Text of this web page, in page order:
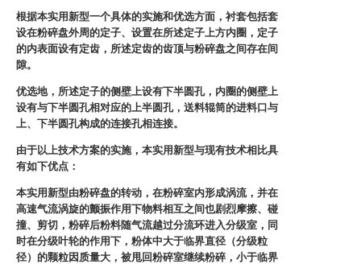
根据本实用新型一个具体的实施和优选方面，衬套包括套
设在粉碎盘外周的定子、设置在所述定子上方内圈，定子
的内表面设有定齿，所述定齿的齿顶与粉碎盘之间存在间
隙。
优选地，所述定子的侧壁上设有下半圆孔，内圈的侧壁上
设有与下半圆孔相对应的上半圆孔，送料辊筒的进料口与
上、下半圆孔构成的连接孔相连接。
由于以上技术方案的实施，本实用新型与现有技术相比具
有如下优点：
本实用新型由粉碎盘的转动，在粉碎室内形成涡流，并在
高速气流涡旋的颤振作用下物料相互之间也剧烈摩擦、碰
撞、剪切，粉碎后粉料随气流越过分流环进入分级室，同
时在分级叶轮的作用下，粉体中大于临界直径（分级粒
径）的颗粒因质量大，被甩回粉碎室继续粉碎，小于临界